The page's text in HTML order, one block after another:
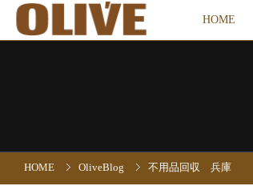
HOME
HOME OliveBlog 不用品回収 兵庫